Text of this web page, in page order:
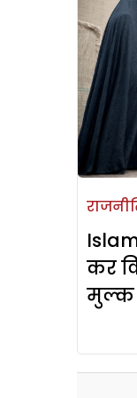
कर
मुल्‍क